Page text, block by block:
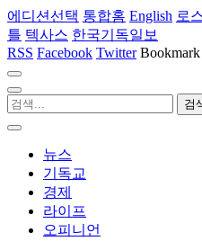
에디션선택 통합홈 English 로
틀 텍사스 한국기독일보
RSS Facebook Twitter Bookmark
뉴스
기독교
경제
라이프
오피니언